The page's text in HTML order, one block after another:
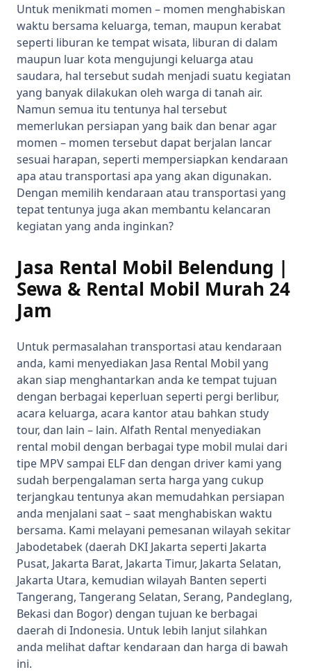
Untuk menikmati momen – momen menghabiskan
waktu bersama keluarga, teman, maupun kerabat
seperti liburan ke tempat wisata, liburan di dalam
maupun luar kota mengujungi keluarga atau
saudara, hal tersebut sudah menjadi suatu kegiatan
yang banyak dilakukan oleh warga di tanah air.
Namun semua itu tentunya hal tersebut
memerlukan persiapan yang baik dan benar agar
momen – momen tersebut dapat berjalan lancar
sesuai harapan, seperti mempersiapkan kendaraan
apa atau transportasi apa yang akan digunakan.
Dengan memilih kendaraan atau transportasi yang
tepat tentunya juga akan membantu kelancaran
kegiatan yang anda inginkan?
Jasa Rental Mobil Belendung |
Sewa & Rental Mobil Murah 24
Jam
Untuk permasalahan transportasi atau kendaraan
anda, kami menyediakan Jasa Rental Mobil yang
akan siap menghantarkan anda ke tempat tujuan
dengan berbagai keperluan seperti pergi berlibur,
acara keluarga, acara kantor atau bahkan study
tour, dan lain – lain. Alfath Rental menyediakan
rental mobil dengan berbagai type mobil mulai dari
tipe MPV sampai ELF dan dengan driver kami yang
sudah berpengalaman serta harga yang cukup
terjangkau tentunya akan memudahkan persiapan
anda menjalani saat – saat menghabiskan waktu
bersama. Kami melayani pemesanan wilayah sekitar
Jabodetabek (daerah DKI Jakarta seperti Jakarta
Pusat, Jakarta Barat, Jakarta Timur, Jakarta Selatan,
Jakarta Utara, kemudian wilayah Banten seperti
Tangerang, Tangerang Selatan, Serang, Pandeglang,
Bekasi dan Bogor) dengan tujuan ke berbagai
daerah di Indonesia. Untuk lebih lanjut silahkan
anda melihat daftar kendaraan dan harga di bawah
ini.